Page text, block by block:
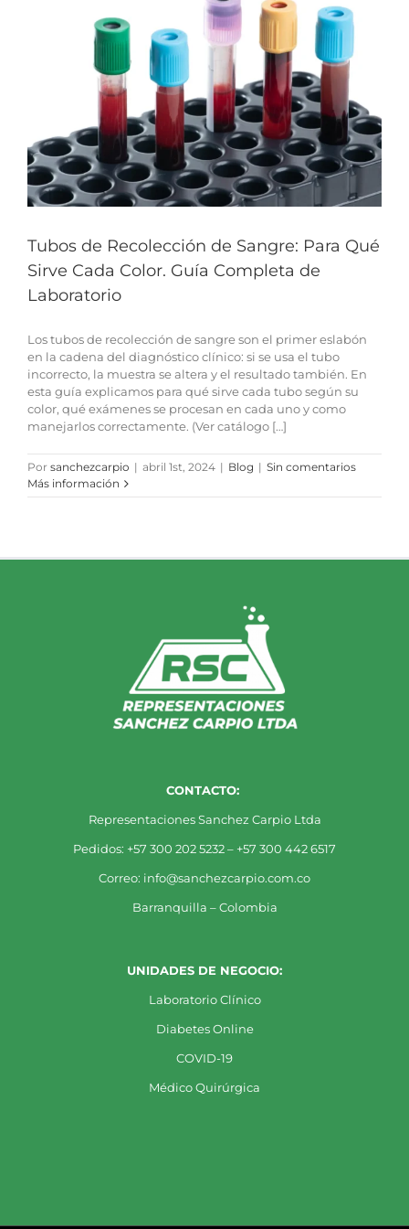
Tubos de Recolección de Sangre: Para Qué
Sirve Cada Color. Guía Completa de
Laboratorio
Los tubos de recolección de sangre son el primer eslabón
en la cadena del diagnóstico clínico: si se usa el tubo
incorrecto, la muestra se altera y el resultado también. En
esta guía explicamos para qué sirve cada tubo según su
color, qué exámenes se procesan en cada uno y como
manejarlos correctamente. (Ver catálogo […]
Por sanchezcarpio | abril 1st, 2024 | Blog | Sin comentarios
Más información
CONTACTO:
Representaciones Sanchez Carpio Ltda
Pedidos: +57 300 202 5232 – +57 300 442 6517
Correo: info@sanchezcarpio.com.co
Barranquilla – Colombia
UNIDADES DE NEGOCIO:
Laboratorio Clínico
Diabetes Online
COVID-19
Médico Quirúrgica